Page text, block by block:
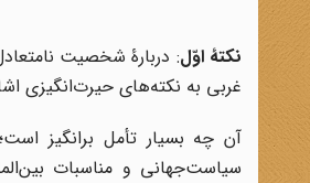
نکتۀ اوّل: دربارۀ شخصیت
غربی به نکته‌های حیرت‌انگیزی
آن چه بسیار تأمل برانگیز
سیاست‌جهانی و مناسبات